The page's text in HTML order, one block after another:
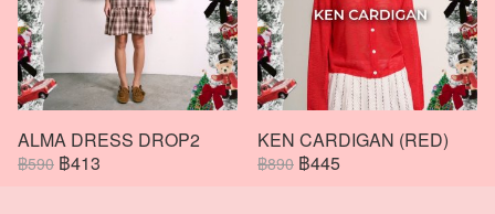
ALMA DRESS DROP2
฿590 ฿413
KEN CARDIGAN (RED)
฿890 ฿445